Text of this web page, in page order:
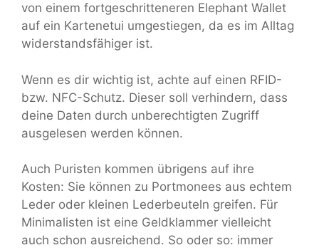
von einem fortgeschritteneren Elephant Wallet
auf ein Kartenetui umgestiegen, da es im Alltag
widerstandsfähiger ist.
Wenn es dir wichtig ist, achte auf einen RFID-
bzw. NFC-Schutz. Dieser soll verhindern, dass
deine Daten durch unberechtigten Zugriff
ausgelesen werden können.
Auch Puristen kommen übrigens auf ihre
Kosten: Sie können zu Portmonees aus echtem
Leder oder kleinen Lederbeuteln greifen. Für
Minimalisten ist eine Geldklammer vielleicht
auch schon ausreichend. So oder so: immer